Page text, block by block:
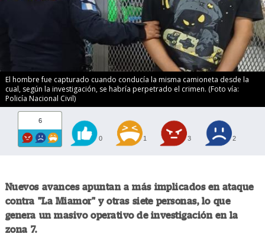
El hombre fue capturado cuando conducía la misma camioneta desde la
cual, según la investigación, se habría perpetrado el crimen. (Foto vía:
Policía Nacional Civil)
6
0 1 3 2
Nuevos avances apuntan a más implicados en ataque
contra "La Miamor" y otras siete personas, lo que
genera un masivo operativo de investigación en la
zona 7.